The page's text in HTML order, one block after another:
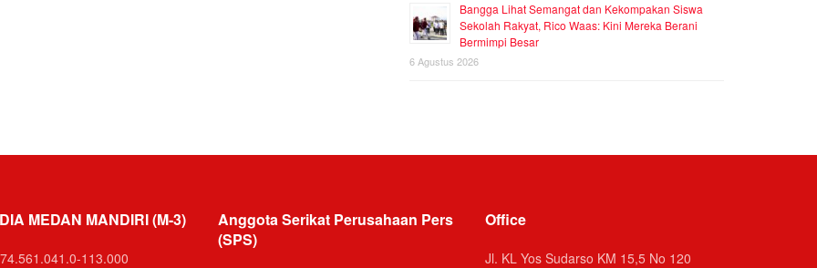
Bangga Lihat Semangat dan Kekompakan Siswa
Sekolah Rakyat, Rico Waas: Kini Mereka Berani
Bermimpi Besar
6 Agustus 2026
MEDAN MANDIRI (M-3)
113.000
Anggota Serikat Perusahaan Pers
(SPS)
Office
Jl. KL Yos Sudarso KM 15,5 No 120